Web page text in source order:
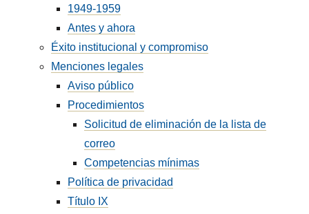
1949-1959
Antes y ahora
Éxito institucional y compromiso
Menciones legales
Aviso público
Procedimientos
Solicitud de eliminación de la lista de
correo
Competencias mínimas
Política de privacidad
Título IX